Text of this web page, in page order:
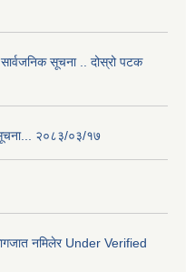
सार्वजनिक सूचना .. दोस्रो पटक
सूचना... २०८३/०३/१७
नमिलेर Under Verified